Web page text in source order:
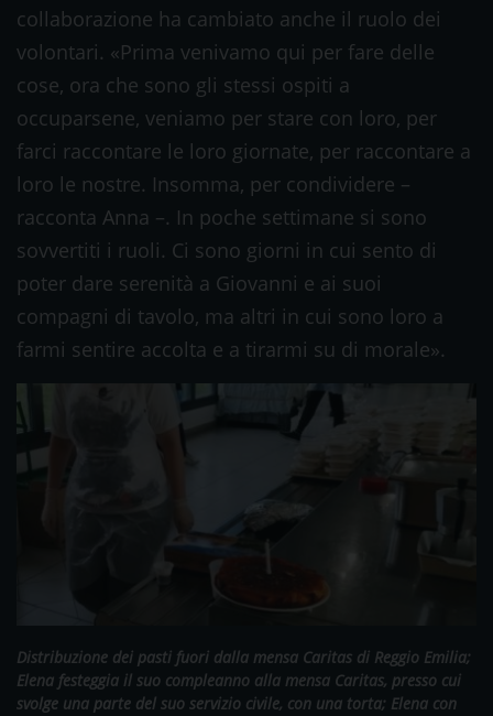
collaborazione ha cambiato anche il ruolo dei
volontari. «Prima venivamo qui per fare delle
cose, ora che sono gli stessi ospiti a
occuparsene, veniamo per stare con loro, per
farci raccontare le loro giornate, per raccontare a
loro le nostre. Insomma, per condividere –
racconta Anna –. In poche settimane si sono
sovvertiti i ruoli. Ci sono giorni in cui sento di
poter dare serenità a Giovanni e ai suoi
compagni di tavolo, ma altri in cui sono loro a
farmi sentire accolta e a tirarmi su di morale».
Distribuzione dei pasti fuori dalla mensa Caritas di Reggio Emilia;
Elena festeggia il suo compleanno alla mensa Caritas, presso cui
svolge una parte del suo servizio civile, con una torta; Elena con